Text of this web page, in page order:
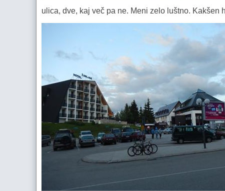
ulica, dve, kaj več pa ne. Meni zelo luštno.